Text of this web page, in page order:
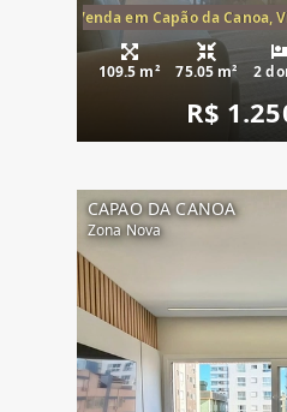
Mar à Venda em Capão da
109.5 m² 75.05 m² 2
R$
CAPAO DA CANOA
Zona Nova